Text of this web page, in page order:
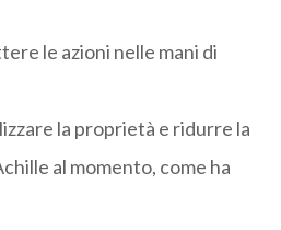
le azioni nelle mani di
la proprietà e ridurre la
al momento, come ha